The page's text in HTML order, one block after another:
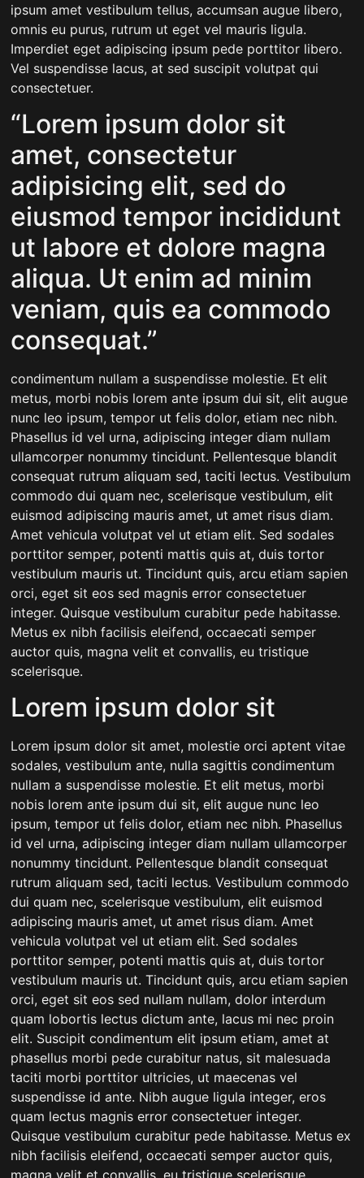
ipsum amet vestibulum tellus, accumsan augue libero,
omnis eu purus, rutrum ut eget vel mauris ligula.
Imperdiet eget adipiscing ipsum pede porttitor libero.
Vel suspendisse lacus, at sed suscipit volutpat qui
consectetuer.
“Lorem ipsum dolor sit
amet, consectetur
adipisicing elit, sed do
eiusmod tempor incididunt
ut labore et dolore magna
aliqua. Ut enim ad minim
veniam, quis ea commodo
consequat.”
condimentum nullam a suspendisse molestie. Et elit
metus, morbi nobis lorem ante ipsum dui sit, elit augue
nunc leo ipsum, tempor ut felis dolor, etiam nec nibh.
Phasellus id vel urna, adipiscing integer diam nullam
ullamcorper nonummy tincidunt. Pellentesque blandit
consequat rutrum aliquam sed, taciti lectus. Vestibulum
commodo dui quam nec, scelerisque vestibulum, elit
euismod adipiscing mauris amet, ut amet risus diam.
Amet vehicula volutpat vel ut etiam elit. Sed sodales
porttitor semper, potenti mattis quis at, duis tortor
vestibulum mauris ut. Tincidunt quis, arcu etiam sapien
orci, eget sit eos sed magnis error consectetuer
integer. Quisque vestibulum curabitur pede habitasse.
Metus ex nibh facilisis eleifend, occaecati semper
auctor quis, magna velit et convallis, eu tristique
scelerisque.
Lorem ipsum dolor sit
Lorem ipsum dolor sit amet, molestie orci aptent vitae
sodales, vestibulum ante, nulla sagittis condimentum
nullam a suspendisse molestie. Et elit metus, morbi
nobis lorem ante ipsum dui sit, elit augue nunc leo
ipsum, tempor ut felis dolor, etiam nec nibh. Phasellus
id vel urna, adipiscing integer diam nullam ullamcorper
nonummy tincidunt. Pellentesque blandit consequat
rutrum aliquam sed, taciti lectus. Vestibulum commodo
dui quam nec, scelerisque vestibulum, elit euismod
adipiscing mauris amet, ut amet risus diam. Amet
vehicula volutpat vel ut etiam elit. Sed sodales
porttitor semper, potenti mattis quis at, duis tortor
vestibulum mauris ut. Tincidunt quis, arcu etiam sapien
orci, eget sit eos sed nullam nullam, dolor interdum
quam lobortis lectus dictum ante, lacus mi nec proin
elit. Suscipit condimentum elit ipsum etiam, amet at
phasellus morbi pede curabitur natus, sit malesuada
taciti morbi porttitor ultricies, ut maecenas vel
suspendisse id ante. Nibh augue ligula integer, eros
quam lectus magnis error consectetuer integer.
Quisque vestibulum curabitur pede habitasse. Metus ex
nibh facilisis eleifend, occaecati semper auctor quis,